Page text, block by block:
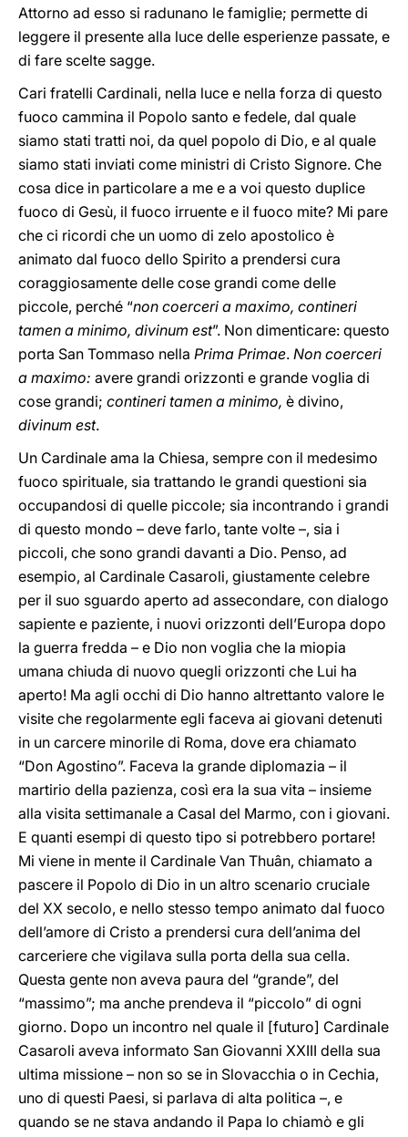
Attorno ad esso si radunano le famiglie; permette di
leggere il presente alla luce delle esperienze passate, e
di fare scelte sagge.
Cari fratelli Cardinali, nella luce e nella forza di questo
fuoco cammina il Popolo santo e fedele, dal quale
siamo stati tratti noi, da quel popolo di Dio, e al quale
siamo stati inviati come ministri di Cristo Signore. Che
cosa dice in particolare a me e a voi questo duplice
fuoco di Gesù, il fuoco irruente e il fuoco mite? Mi pare
che ci ricordi che un uomo di zelo apostolico è
animato dal fuoco dello Spirito a prendersi cura
coraggiosamente delle cose grandi come delle
piccole, perché “non coerceri a maximo, contineri
tamen a minimo, divinum est”. Non dimenticare: questo
porta San Tommaso nella Prima Primae. Non coerceri
a maximo: avere grandi orizzonti e grande voglia di
cose grandi; contineri tamen a minimo, è divino,
divinum est.
Un Cardinale ama la Chiesa, sempre con il medesimo
fuoco spirituale, sia trattando le grandi questioni sia
occupandosi di quelle piccole; sia incontrando i grandi
di questo mondo – deve farlo, tante volte –, sia i
piccoli, che sono grandi davanti a Dio. Penso, ad
esempio, al Cardinale Casaroli, giustamente celebre
per il suo sguardo aperto ad assecondare, con dialogo
sapiente e paziente, i nuovi orizzonti dell’Europa dopo
la guerra fredda – e Dio non voglia che la miopia
umana chiuda di nuovo quegli orizzonti che Lui ha
aperto! Ma agli occhi di Dio hanno altrettanto valore le
visite che regolarmente egli faceva ai giovani detenuti
in un carcere minorile di Roma, dove era chiamato
“Don Agostino”. Faceva la grande diplomazia – il
martirio della pazienza, così era la sua vita – insieme
alla visita settimanale a Casal del Marmo, con i giovani.
E quanti esempi di questo tipo si potrebbero portare!
Mi viene in mente il Cardinale Van Thuân, chiamato a
pascere il Popolo di Dio in un altro scenario cruciale
del XX secolo, e nello stesso tempo animato dal fuoco
dell’amore di Cristo a prendersi cura dell’anima del
carceriere che vigilava sulla porta della sua cella.
Questa gente non aveva paura del “grande”, del
“massimo”; ma anche prendeva il “piccolo” di ogni
giorno. Dopo un incontro nel quale il [futuro] Cardinale
Casaroli aveva informato San Giovanni XXIII della sua
ultima missione – non so se in Slovacchia o in Cechia,
uno di questi Paesi, si parlava di alta politica –, e
quando se ne stava andando il Papa lo chiamò e gli